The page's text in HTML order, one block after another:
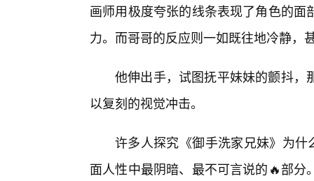
画师用极度夸张的线条表现了角色的
力。而哥哥的反应则一如既往地冷静，
他伸出手，试图抚平妹妹的颤抖，
以复刻的视觉冲击。
许多人探究《御手洗家兄妹》为什
面人性中最阴暗、最不可言说的🔥部